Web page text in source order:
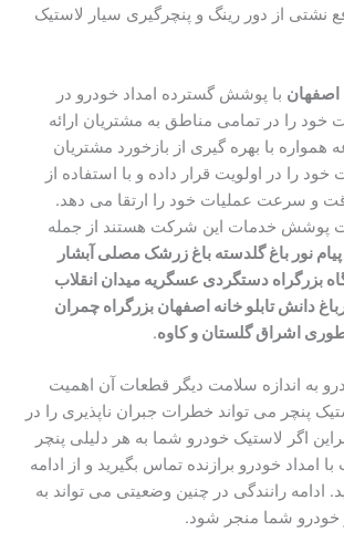
نشتی از دور رینگ و پنچرگیری سیار لاستیک
اصفهان با پوشش گسترده امداد خودرو در
را در تمامی مناطق به مشتریان ارائه
با بهره گیری از بازخورد مشتریان
را در اولویت قرار داده و با استفاده از
و سرعت عملیات خود را ارتقا می دهد.
پوشش خدمات این شرکت هستند از جمله
نور باغ گلدسته باغ زرشک مصلی آبشار
بزرگراه دستگردی عسگریه میدان انقلاب
دانش تابلو خانه اصفهان بزرگراه چمران
اشراق گلستان و کاوه.
به اندازه سلامت دیگر قطعات آن اهمیت
پنچر می تواند خطرات جبران ناپذیری را در
اگر لاستیک خودرو شما به هر دلیلی پنچر
امداد خودرو برازنده تماس بگیرید و از ادامه
ادامه رانندگی در چنین وضعیتی می تواند به
شما منجر شود.